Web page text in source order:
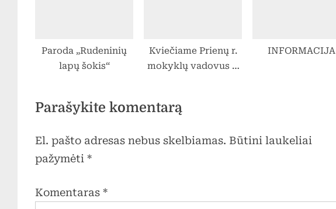
Paroda „Rudeninių
lapų šokis“
Kviečiame Prienų r.
mokyklų vadovus ir
mobilumo dalyvių
INFORMACIJA
Parašykite komentarą
El. pašto adresas nebus skelbiamas. Būtini laukeliai
pažymėti *
Komentaras *